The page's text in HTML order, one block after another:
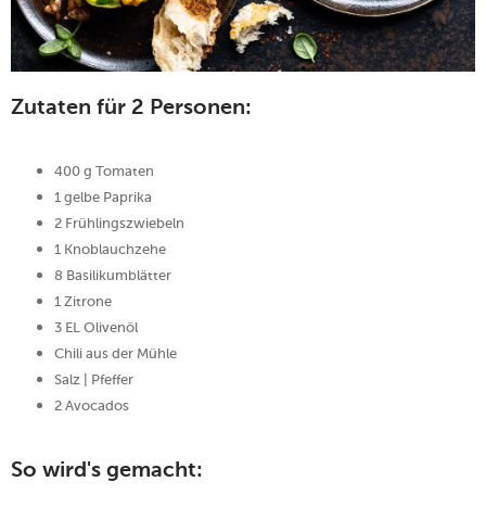
Zutaten für 2 Personen:
400 g Tomaten
1 gelbe Paprika
2 Frühlingszwiebeln
1 Knoblauchzehe
8 Basilikumblätter
1 Zitrone
3 EL Olivenöl
Chili aus der Mühle
Salz | Pfeffer
2 Avocados
So wird's gemacht: